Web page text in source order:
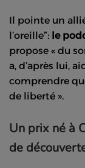
Il pointe un
l’oreille”: le
propose « du
a, d’après lui,
comprendre
de liberté ».
Un prix né à
de